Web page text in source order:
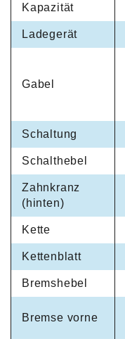
Kapazität
Ladegerät
Gabel
Schaltung
Schalthebel
Zahnkranz
(hinten)
Kette
Kettenblatt
Bremshebel
Bremse vorne